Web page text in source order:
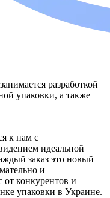
разработкой
упаковки, а также
к нам с
идеальной
заказ это новый
и
от конкурентов и
упаковки в Украине.